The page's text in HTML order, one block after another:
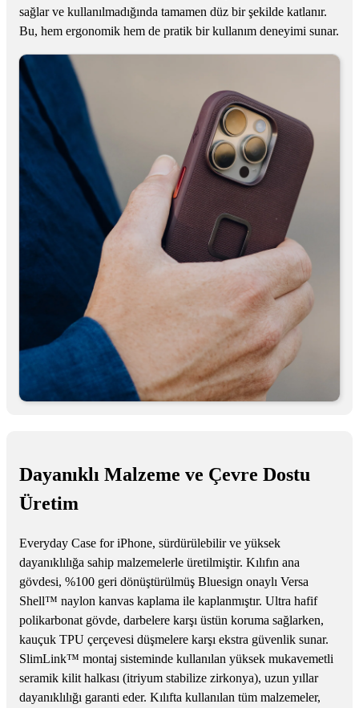
sağlar ve kullanılmadığında tamamen düz bir şekilde katlanır.
Bu, hem ergonomik hem de pratik bir kullanım deneyimi sunar.
Dayanıklı Malzeme ve Çevre Dostu
Üretim
Everyday Case for iPhone, sürdürülebilir ve yüksek
dayanıklılığa sahip malzemelerle üretilmiştir. Kılıfın ana
gövdesi, %100 geri dönüştürülmüş Bluesign onaylı Versa
Shell™ naylon kanvas kaplama ile kaplanmıştır. Ultra hafif
polikarbonat gövde, darbelere karşı üstün koruma sağlarken,
kauçuk TPU çerçevesi düşmelere karşı ekstra güvenlik sunar.
SlimLink™ montaj sisteminde kullanılan yüksek mukavemetli
seramik kilit halkası (itriyum stabilize zirkonya), uzun yıllar
dayanıklılığı garanti eder. Kılıfta kullanılan tüm malzemeler,